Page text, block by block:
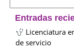
Entradas
Licenciatura
de servicio